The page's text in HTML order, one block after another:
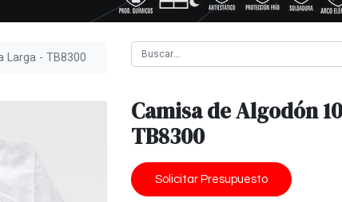
Larga - TB8300
Camisa de Algodón
TB8300
Solicitar Presupuesto